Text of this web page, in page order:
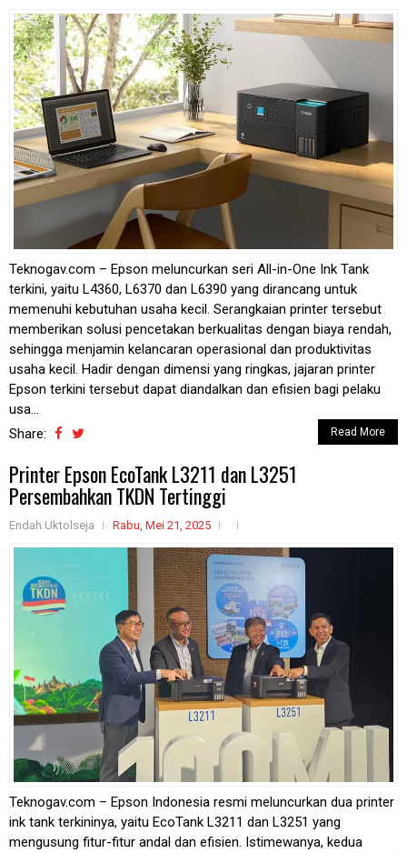
Teknogav.com – Epson meluncurkan seri All-in-One Ink Tank
terkini, yaitu L4360, L6370 dan L6390 yang dirancang untuk
memenuhi kebutuhan usaha kecil. Serangkaian printer tersebut
memberikan solusi pencetakan berkualitas dengan biaya rendah,
sehingga menjamin kelancaran operasional dan produktivitas
usaha kecil. Hadir dengan dimensi yang ringkas, jajaran printer
Epson terkini tersebut dapat diandalkan dan efisien bagi pelaku
usa...
Share:
Read More
Printer Epson EcoTank L3211 dan L3251
Persembahkan TKDN Tertinggi
Endah Uktolseja Rabu, Mei 21, 2025
Teknogav.com – Epson Indonesia resmi meluncurkan dua printer
ink tank terkininya, yaitu EcoTank L3211 dan L3251 yang
mengusung fitur-fitur andal dan efisien. Istimewanya, kedua